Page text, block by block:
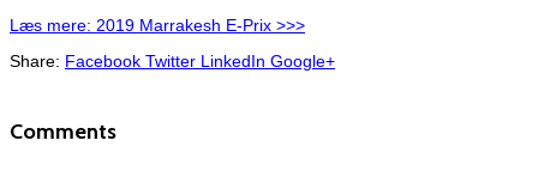
Læs mere: 2019 Marrakesh E-Prix >>>
Share: Facebook Twitter LinkedIn Google+
Comments